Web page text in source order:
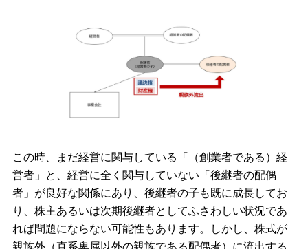
この時、まだ経営に関与している「（創業者である）経
営者」と、経営に全く関与していない「後継者の配偶
者」が良好な関係にあり、後継者の子も既に成⾧してお
り、株主あるいは次期後継者としてふさわしい状況であ
れば問題にならない可能性もあります。しかし、株式が
親族外（直系卑属以外の親族である配偶者）に流出する